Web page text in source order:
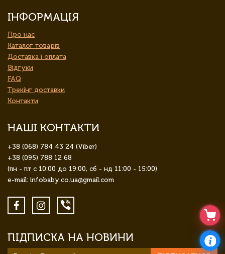
ІНФОРМАЦІЯ
Про нас
Каталог товарів
Доставка і оплата
Відгуки
FAQ
Трекінг доставки
Контакти
НАШІ КОНТАКТИ
+38 (068) 784 43 24 (Viber)
+38 (095) 788 12 68
(пн - пт с 10:00 до 19:00, сб - нд 11:00 - 15:00)
e-mail: infobaby.co.ua@gmail.com
ПІДПИСКА НА НОВИНИ